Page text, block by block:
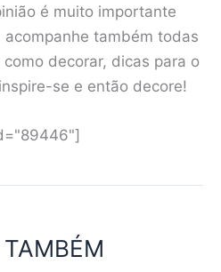
é muito importante
também todas
decorar, dicas para o
se e então decore!